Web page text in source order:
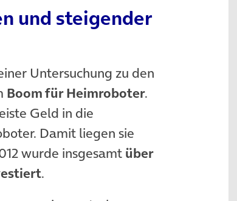
und steigender
Untersuchung zu den
Boom für Heimroboter.
Geld in die
Damit liegen sie
wurde insgesamt über
.